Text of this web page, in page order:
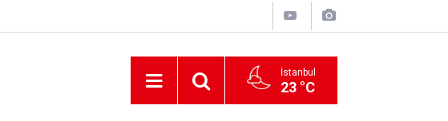
İstanbul
23 °C